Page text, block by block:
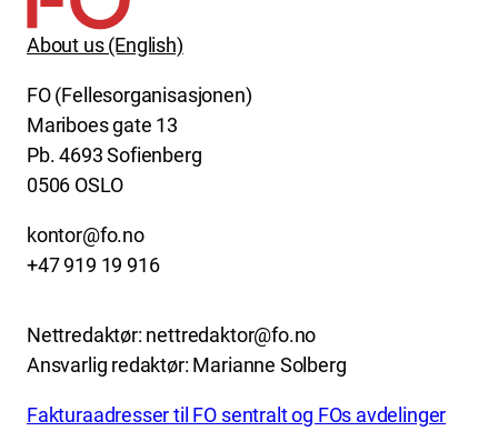
About us (English)
FO (Fellesorganisasjonen)
Mariboes gate 13
Pb. 4693 Sofienberg
0506 OSLO
kontor@fo.no
+47 919 19 916
Nettredaktør: nettredaktor@fo.no
Ansvarlig redaktør: Marianne Solberg
Fakturaadresser til FO sentralt og FOs avdelinger